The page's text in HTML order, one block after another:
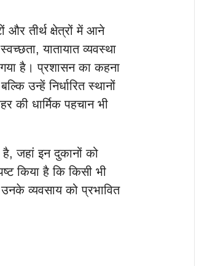
और तीर्थ क्षेत्रों में आने
यातायात व्यवस्था
है। प्रशासन का कहना
उन्हें निर्धारित स्थानों
की धार्मिक पहचान भी
जहां इन दुकानों को
किया है कि किसी भी
व्यवसाय को प्रभावित